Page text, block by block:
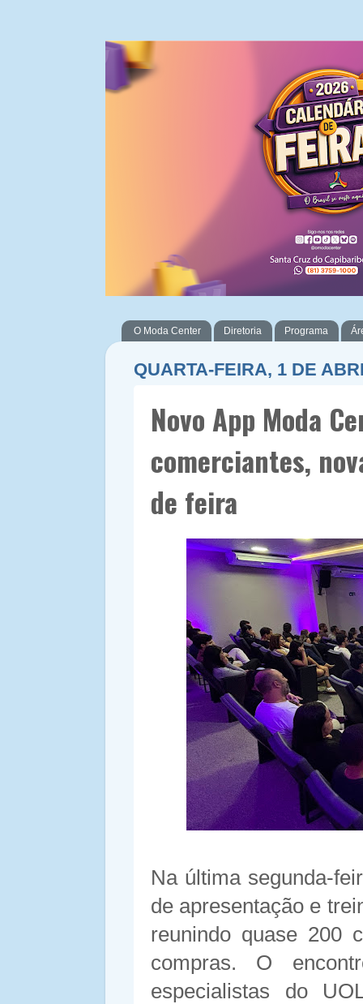
O Moda Center Diretoria Programa
QUARTA-FEIRA, 1 DE
Novo App Moda
comerciantes,
de feira
Na última segunda-
de apresentação e
reunindo quase 200
compras. O
especialistas do